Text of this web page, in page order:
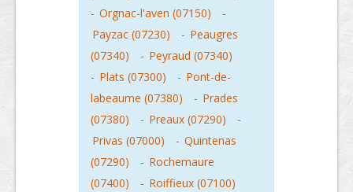
- Orgnac-l'aven (07150)
-
Payzac (07230)
- Peaugres
(07340)
- Peyraud (07340)
- Plats (07300) - Pont-de-
labeaume (07380)
- Prades
(07380)
- Preaux (07290)
-
Privas (07000)
- Quintenas
(07290)
- Rochemaure
(07400)
- Roiffieux (07100)